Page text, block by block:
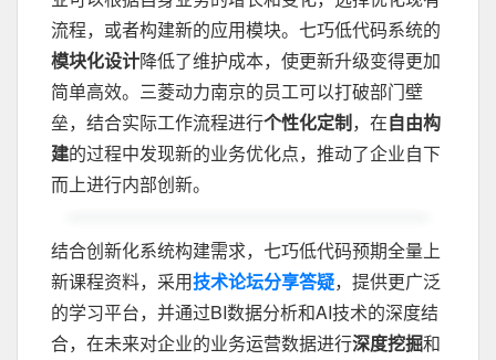
流程，或者构建新的应用模块。七巧低代码系统的
模块化设计降低了维护成本，使更新升级变得更加
简单高效。三菱动力南京的员工可以打破部门壁
垒，结合实际工作流程进行个性化定制，在自由构
建的过程中发现新的业务优化点，推动了企业自下
而上进行内部创新。
结合创新化系统构建需求，七巧低代码预期全量上
新课程资料，采用技术论坛分享答疑，提供更广泛
的学习平台，并通过BI数据分析和AI技术的深度结
合，在未来对企业的业务运营数据进行深度挖掘和